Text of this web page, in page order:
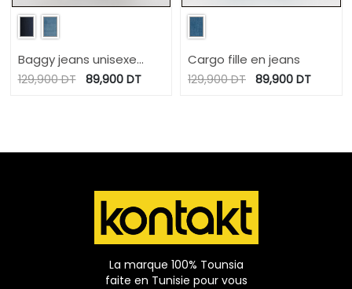
Baggy jeans unisexe
enfant
129,900DT 89,900DT
Cargo fille en jeans
129,900DT 89,900 DT
La marque 100% Tounsia
faite en Tunisie pour vous